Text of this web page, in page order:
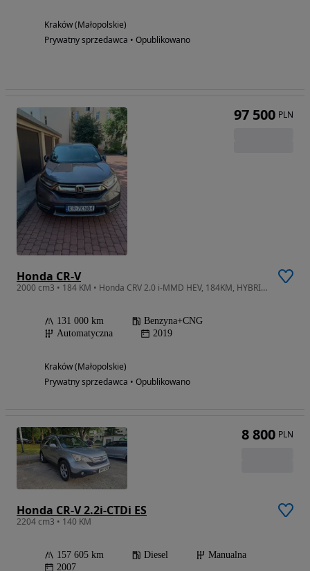
Kraków (Małopolskie)
Prywatny sprzedawca • Opublikowano
Honda CR-V
2000 cm3 • 184 KM • Honda CRV 2.0 i-MMD HEV, 184KM, HYBRID, salon Polska, F-ra VAT-23%, ELEGANCE, Bezwypadkowy
131 000 km
Benzyna+CNG
Automatyczna
2019
Kraków (Małopolskie)
Prywatny sprzedawca • Opublikowano
97 500 PLN
Honda CR-V 2.2i-CTDi ES
2204 cm3 • 140 KM
157 605 km Diesel
Manualna
2007
8 800 PLN